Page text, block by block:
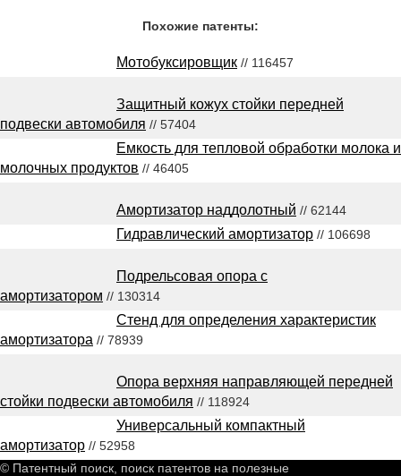
Похожие патенты:
Мотобуксировщик // 116457
Защитный кожух стойки передней
подвески автомобиля // 57404
Емкость для тепловой обработки молока и
молочных продуктов // 46405
Амортизатор наддолотный // 62144
Гидравлический амортизатор // 106698
Подрельсовая опора с
амортизатором // 130314
Стенд для определения характеристик
амортизатора // 78939
Опора верхняя направляющей передней
стойки подвески автомобиля // 118924
Универсальный компактный
амортизатор // 52958
© Патентный поиск, поиск патентов на полезные